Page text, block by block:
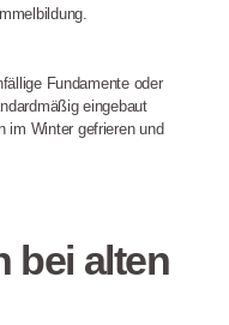
Fundamente oder
eingebaut
im Winter gefrieren und
bei alten